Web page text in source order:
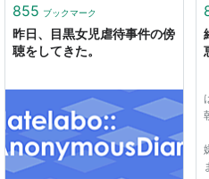
855 ブックマーク
昨日、目黒女児虐待事件の傍
聴をしてきた。